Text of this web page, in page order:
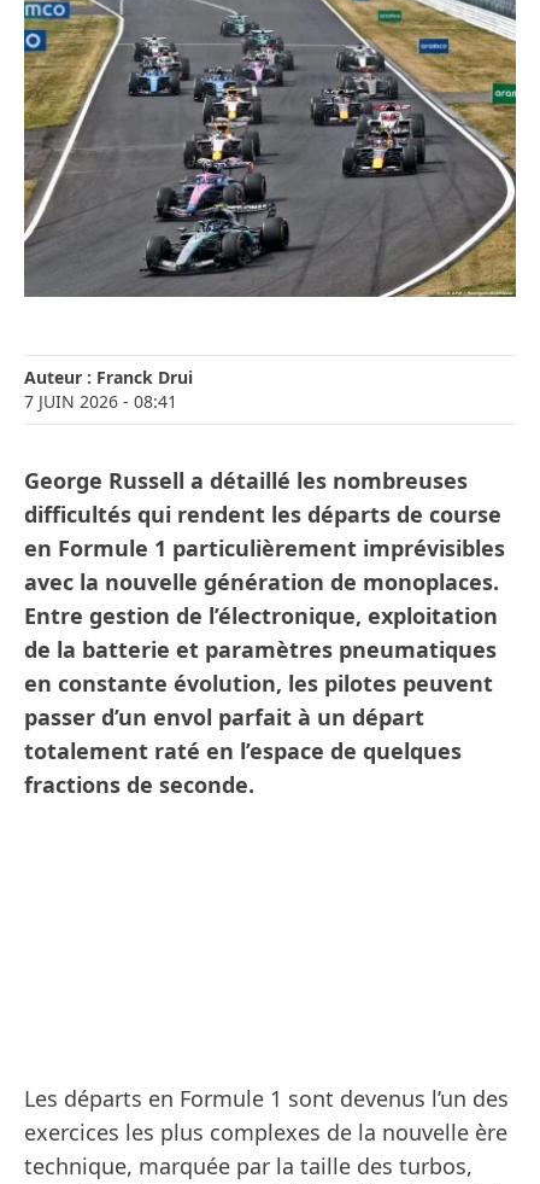
Auteur : Franck Drui
7 JUIN 2026 - 08:41
George Russell a détaillé les nombreuses
difficultés qui rendent les départs de course
en Formule 1 particulièrement imprévisibles
avec la nouvelle génération de monoplaces.
Entre gestion de l’électronique, exploitation
de la batterie et paramètres pneumatiques
en constante évolution, les pilotes peuvent
passer d’un envol parfait à un départ
totalement raté en l’espace de quelques
fractions de seconde.
Les départs en Formule 1 sont devenus l’un des
exercices les plus complexes de la nouvelle ère
technique, marquée par la taille des turbos,